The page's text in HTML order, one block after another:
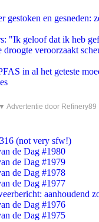
gestoken en gesneden:
"Ik geloof dat ik heb
droogte veroorzaakt
in al het geteste
▼ Advertentie door Refinery89
(not very sfw!)
de Dag #1980
de Dag #1979
de Dag #1978
de Dag #1977
aanhoudend
de Dag #1976
de Dag #1975